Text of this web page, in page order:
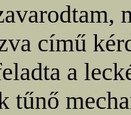
című
a
tűnő